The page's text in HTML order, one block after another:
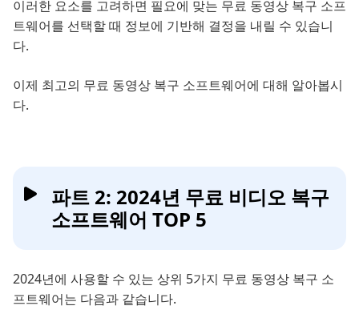
이러한 요소를 고려하면 필요에 맞는 무료 동영상 복구 소프
트웨어를 선택할 때 정보에 기반해 결정을 내릴 수 있습니
다.
이제 최고의 무료 동영상 복구 소프트웨어에 대해 알아봅시
다.
파트 2: 2024년 무료 비디오 복구
소프트웨어 TOP 5
2024년에 사용할 수 있는 상위 5가지 무료 동영상 복구 소
프트웨어는 다음과 같습니다.